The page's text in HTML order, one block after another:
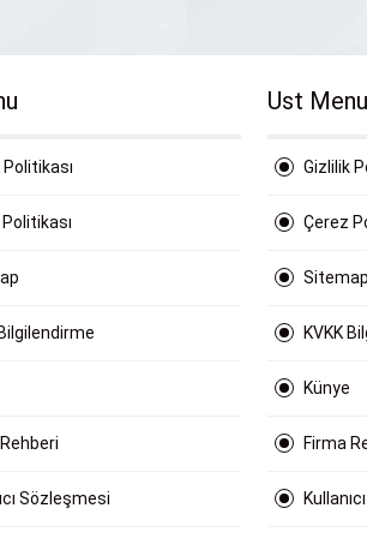
Sözleşmesi
Ust Menu
Gizlilik
Çerez
Sitemap
KVKK
Künye
Firma